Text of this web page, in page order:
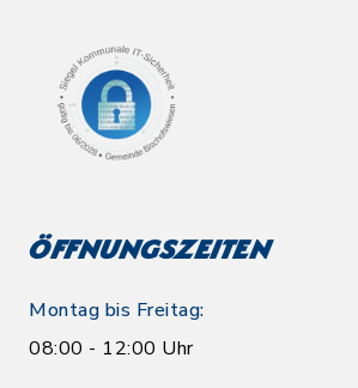
Öffnungszeiten
Montag bis Freitag:
08:00 - 12:00 Uhr